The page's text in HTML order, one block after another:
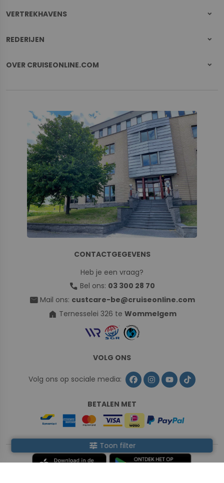
tune Toon filter
VERTREKHAVENS
REDERIJEN
OVER CRUISEONLINE.COM
CONTACTGEGEVENS
Heb je een vraag?
call Bel ons: 03 300 28 70
mail Mail ons: custcare-be@cruiseonline.com
home Ternesselei 326 te Wommelgem
VOLG ONS
Volg ons op sociale media:
BETALEN MET